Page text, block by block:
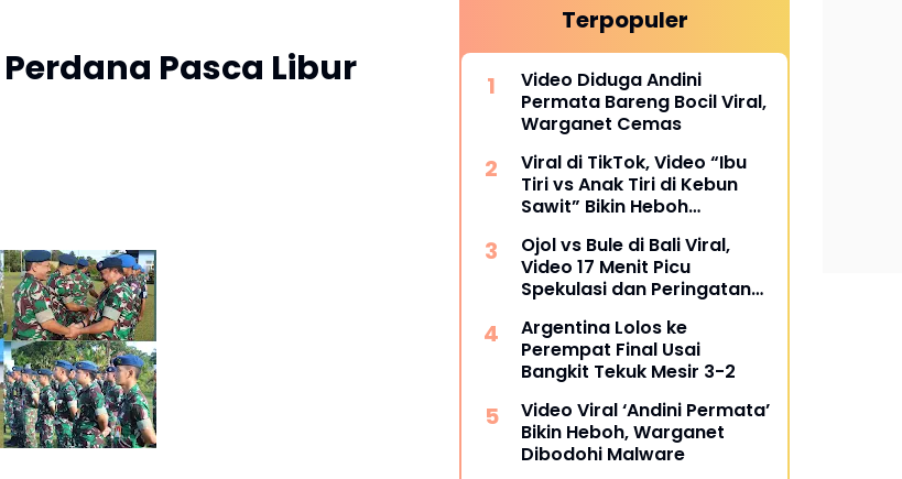
Pasca Libur
Terpopuler
Video Diduga Andini
Permata Bareng Bocil Viral,
Warganet Cemas
Viral di TikTok, Video “Ibu
Tiri vs Anak Tiri di Kebun
Sawit” Bikin Heboh
Ojol vs Bule di Bali Viral,
Video 17 Menit Picu
Spekulasi dan Peringatan
Argentina Lolos ke
Perempat Final Usai
Bangkit Tekuk Mesir 3-2
Video Viral ‘Andini Permata’
Bikin Heboh, Warganet
Dibodohi Malware